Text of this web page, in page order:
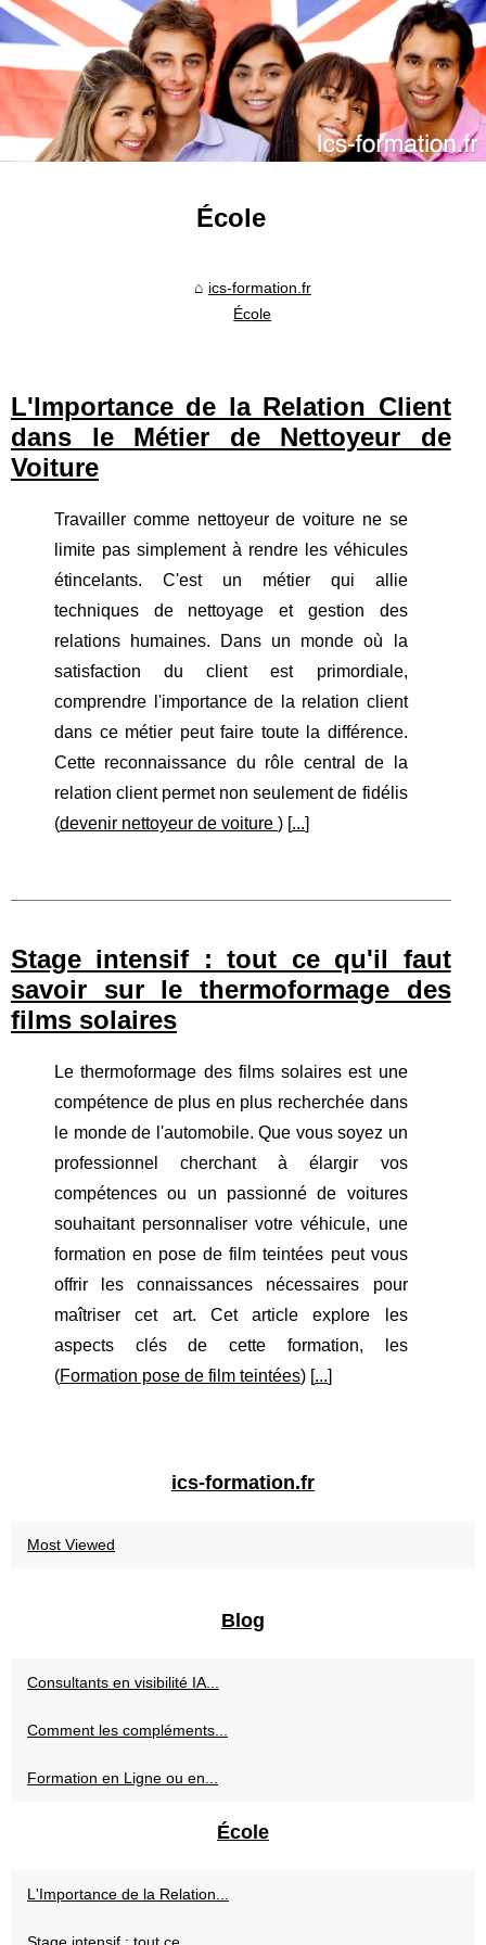
École
ics-formation.fr
École
L'Importance de la Relation Client
dans le Métier de Nettoyeur de
Voiture
Travailler comme nettoyeur de voiture ne se
limite pas simplement à rendre les véhicules
étincelants. C'est un métier qui allie
techniques de nettoyage et gestion des
relations humaines. Dans un monde où la
satisfaction du client est primordiale,
comprendre l'importance de la relation client
dans ce métier peut faire toute la différence.
Cette reconnaissance du rôle central de la
relation client permet non seulement de fidélis
(devenir nettoyeur de voiture ) [...]
Stage intensif : tout ce qu'il faut
savoir sur le thermoformage des
films solaires
Le thermoformage des films solaires est une
compétence de plus en plus recherchée dans
le monde de l'automobile. Que vous soyez un
professionnel cherchant à élargir vos
compétences ou un passionné de voitures
souhaitant personnaliser votre véhicule, une
formation en pose de film teintées peut vous
offrir les connaissances nécessaires pour
maîtriser cet art. Cet article explore les
aspects clés de cette formation, les
(Formation pose de film teintées) [...]
ics-formation.fr
Most Viewed
Blog
Consultants en visibilité IA...
Comment les compléments...
Formation en Ligne ou en...
École
L'Importance de la Relation...
Stage intensif : tout ce...